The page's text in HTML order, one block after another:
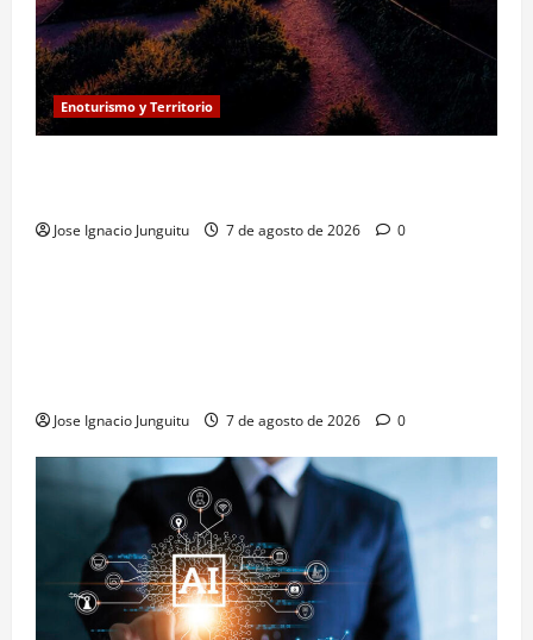
Enoturismo y Territorio
Jose Ignacio Junguitu 7 de agosto de 2026 0
¿HABLAMOS DE VINO? NOTICIAS VINO
Jose Ignacio Junguitu 7 de agosto de 2026 0